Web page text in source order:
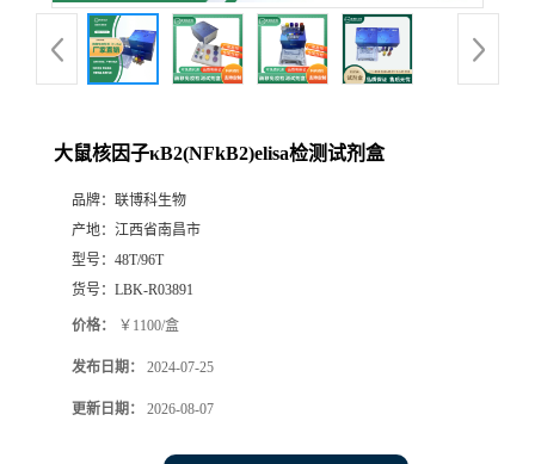
大鼠核因子κB2(NFkB2)elisa检测试剂盒
品牌： 联博科生物
产地： 江西省南昌市
型号： 48T/96T
货号： LBK-R03891
价格： ￥1100/盒
发布日期： 2024-07-25
更新日期： 2026-08-07